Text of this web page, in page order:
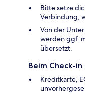
Bitte setze
Verbindung,
Von der
werden ggf.
übersetzt.
Beim Check-
Kreditkarte,